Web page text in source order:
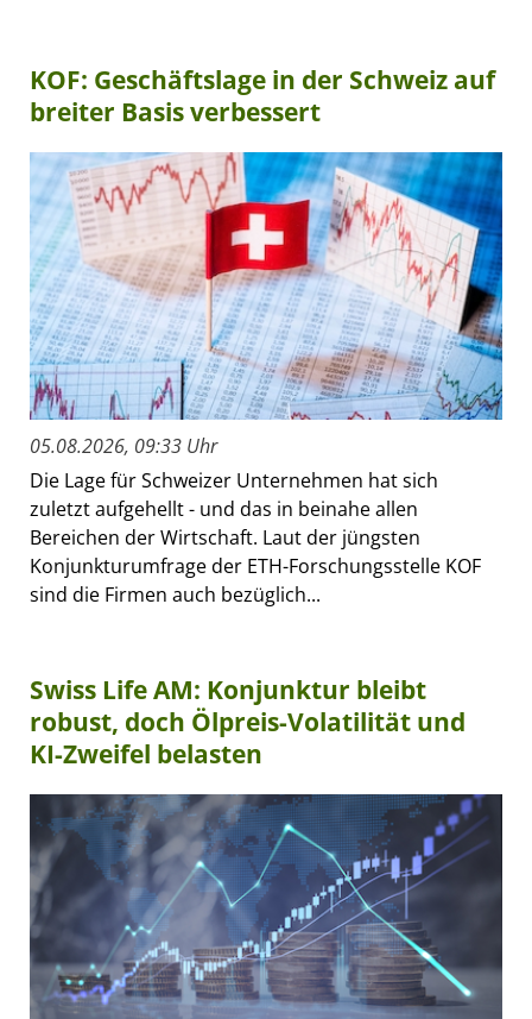
KOF: Geschäftslage in der Schweiz auf
breiter Basis verbessert
05.08.2026, 09:33 Uhr
Die Lage für Schweizer Unternehmen hat sich
zuletzt aufgehellt - und das in beinahe allen
Bereichen der Wirtschaft. Laut der jüngsten
Konjunkturumfrage der ETH-Forschungsstelle KOF
sind die Firmen auch bezüglich...
Swiss Life AM: Konjunktur bleibt
robust, doch Ölpreis-Volatilität und
KI-Zweifel belasten